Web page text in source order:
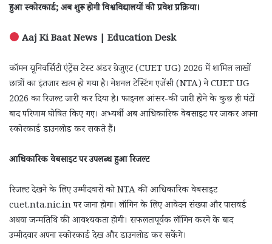
हुआ स्कोरकार्ड; अब शुरू होगी विश्वविद्यालयों की प्रवेश प्रक्रिया।
Aaj Ki Baat News | Education Desk
कॉमन यूनिवर्सिटी एंट्रेंस टेस्ट अंडर ग्रेजुएट (CUET UG) 2026 में शामिल लाखों
छात्रों का इंतजार खत्म हो गया है। नेशनल टेस्टिंग एजेंसी (NTA) ने CUET UG
2026 का रिजल्ट जारी कर दिया है। फाइनल आंसर-की जारी होने के कुछ ही घंटों
बाद परिणाम घोषित किए गए। अभ्यर्थी अब आधिकारिक वेबसाइट पर जाकर अपना
स्कोरकार्ड डाउनलोड कर सकते हैं।
आधिकारिक वेबसाइट पर उपलब्ध हुआ रिजल्ट
रिजल्ट देखने के लिए उम्मीदवारों को NTA की आधिकारिक वेबसाइट
cuet.nta.nic.in पर जाना होगा। लॉगिन के लिए आवेदन संख्या और पासवर्ड
अथवा जन्मतिथि की आवश्यकता होगी। सफलतापूर्वक लॉगिन करने के बाद
उम्मीदवार अपना स्कोरकार्ड देख और डाउनलोड कर सकेंगे।